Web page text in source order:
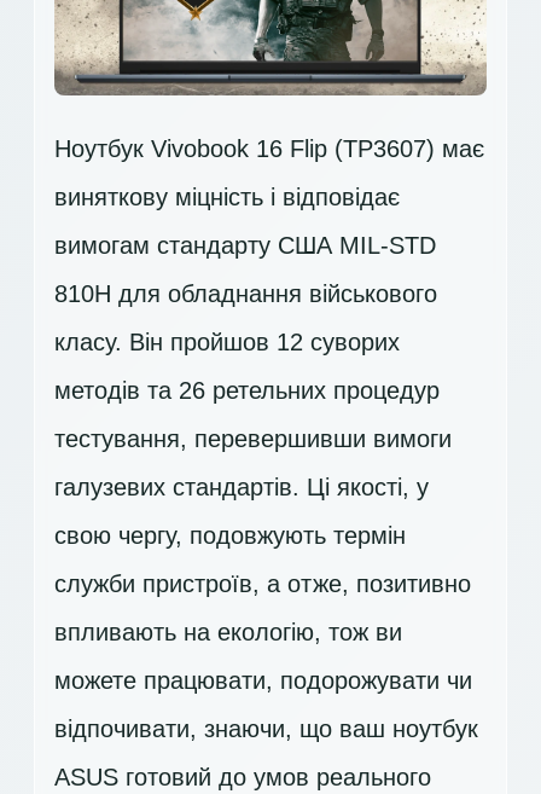
Ноутбук Vivobook 16 Flip (TP3607) має
виняткову міцність і відповідає
вимогам стандарту США MIL-STD
810H для обладнання військового
класу. Він пройшов 12 суворих
методів та 26 ретельних процедур
тестування, перевершивши вимоги
галузевих стандартів. Ці якості, у
свою чергу, подовжують термін
служби пристроїв, а отже, позитивно
впливають на екологію, тож ви
можете працювати, подорожувати чи
відпочивати, знаючи, що ваш ноутбук
ASUS готовий до умов реального